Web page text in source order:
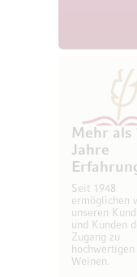
Mehr als
Jahre
Seit 1948
ermöglichen
unseren
und Kunden
Zugang zu
hochwertigen
Weinen.